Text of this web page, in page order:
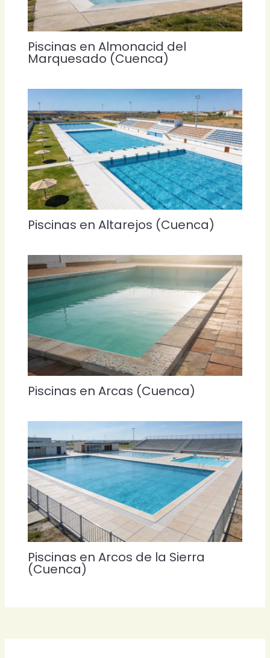
Piscinas en Almonacid del
Marquesado (Cuenca)
Piscinas en Altarejos (Cuenca)
Piscinas en Arcas (Cuenca)
Piscinas en Arcos de la Sierra
(Cuenca)